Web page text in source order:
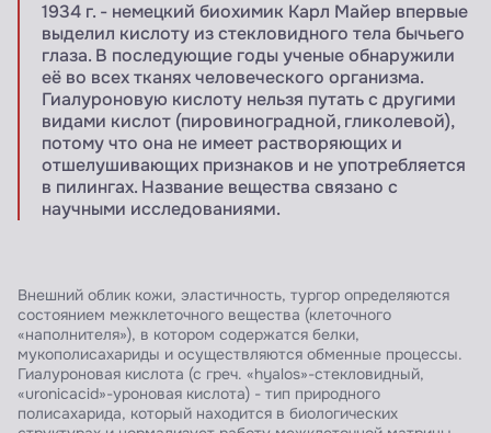
1934 г. - немецкий биохимик Карл Майер впервые
выделил кислоту из стекловидного тела бычьего
глаза. В последующие годы ученые обнаружили
её во всех тканях человеческого организма.
Гиалуроновую кислоту нельзя путать с другими
видами кислот (пировиноградной, гликолевой),
потому что она не имеет растворяющих и
отшелушивающих признаков и не употребляется
в пилингах. Название вещества связано с
научными исследованиями.
Внешний облик кожи, эластичность, тургор определяются
состоянием межклеточного вещества (клеточного
«наполнителя»), в котором содержатся белки,
мукополисахариды и осуществляются обменные процессы.
Гиалуроновая кислота (с греч. «hyalos»-стекловидный,
«uronicacid»-уроновая кислота) - тип природного
полисахарида, который находится в биологических